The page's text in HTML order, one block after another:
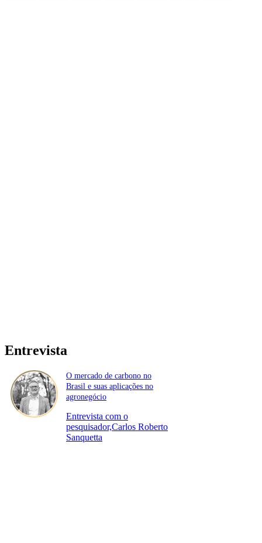
Entrevista
O mercado de carbono no
Brasil e suas aplicações no
agronegócio
Entrevista com o
pesquisador,Carlos Roberto
Sanquetta